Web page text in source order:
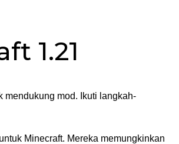
1.21
mendukung mod. Ikuti langkah-
Minecraft. Mereka memungkinkan